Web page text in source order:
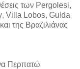
των Pergolesi,
, Villa Lobos, Gulda
της Βραζιλιάνας
Περπατώ